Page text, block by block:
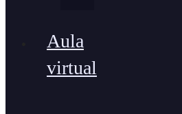
Aula
virtual